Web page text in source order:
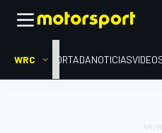
WRC PORTADANOTICIAS